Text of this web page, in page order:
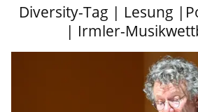
Diversity-Tag | Lesung
| Irmler-